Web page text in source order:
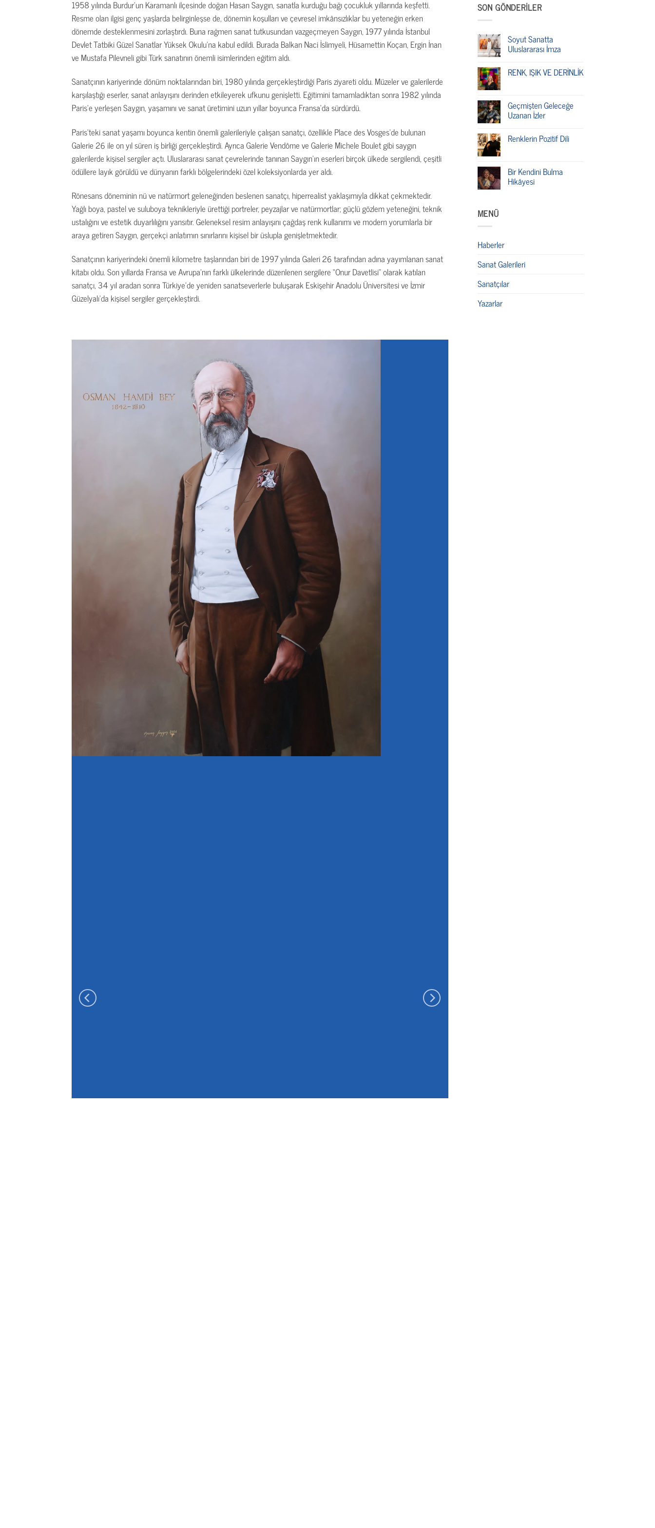
1958 yılında Burdur’un Karamanlı ilçesinde doğan Hasan Saygın, sanatla kurduğu bağı çocukluk yıllarında keşfetti.
Resme olan ilgisi genç yaşlarda belirginleşse de, dönemin koşulları ve çevresel imkânsızlıklar bu yeteneğin erken
dönemde desteklenmesini zorlaştırdı. Buna rağmen sanat tutkusundan vazgeçmeyen Saygın, 1977 yılında İstanbul
Devlet Tatbiki Güzel Sanatlar Yüksek Okulu’na kabul edildi. Burada Balkan Naci İslimyeli, Hüsamettin Koçan, Ergin İnan
ve Mustafa Pilevneli gibi Türk sanatının önemli isimlerinden eğitim aldı.
Sanatçının kariyerinde dönüm noktalarından biri, 1980 yılında gerçekleştirdiği Paris ziyareti oldu. Müzeler ve galerilerde
karşılaştığı eserler, sanat anlayışını derinden etkileyerek ufkunu genişletti. Eğitimini tamamladıktan sonra 1982 yılında
Paris’e yerleşen Saygın, yaşamını ve sanat üretimini uzun yıllar boyunca Fransa’da sürdürdü.
Paris’teki sanat yaşamı boyunca kentin önemli galerileriyle çalışan sanatçı, özellikle Place des Vosges’de bulunan
Galerie 26 ile on yıl süren iş birliği gerçekleştirdi. Ayrıca Galerie Vendôme ve Galerie Michele Boulet gibi saygın
galerilerde kişisel sergiler açtı. Uluslararası sanat çevrelerinde tanınan Saygın’ın eserleri birçok ülkede sergilendi, çeşitli
ödüllere layık görüldü ve dünyanın farklı bölgelerindeki özel koleksiyonlarda yer aldı.
Rönesans döneminin nü ve natürmort geleneğinden beslenen sanatçı, hiperrealist yaklaşımıyla dikkat çekmektedir.
Yağlı boya, pastel ve suluboya teknikleriyle ürettiği portreler, peyzajlar ve natürmortlar; güçlü gözlem yeteneğini, teknik
ustalığını ve estetik duyarlılığını yansıtır. Geleneksel resim anlayışını çağdaş renk kullanımı ve modern yorumlarla bir
araya getiren Saygın, gerçekçi anlatımın sınırlarını kişisel bir üslupla genişletmektedir.
Sanatçının kariyerindeki önemli kilometre taşlarından biri de 1997 yılında Galeri 26 tarafından adına yayımlanan sanat
kitabı oldu. Son yıllarda Fransa ve Avrupa’nın farklı ülkelerinde düzenlenen sergilere “Onur Davetlisi” olarak katılan
sanatçı, 34 yıl aradan sonra Türkiye’de yeniden sanatseverlerle buluşarak Eskişehir Anadolu Üniversitesi ve İzmir
Güzelyalı’da kişisel sergiler gerçekleştirdi.
SON GÖNDERILER
Soyut Sanatta
Uluslararası İmza
RENK, IŞIK VE DERİNLİK
Geçmişten Geleceğe
Uzanan İzler
Renklerin Pozitif Dili
Bir Kendini Bulma
Hikâyesi
MENÜ
Haberler
Sanat Galerileri
Sanatçılar
Yazarlar